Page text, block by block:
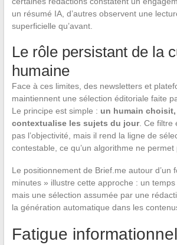
un résumé IA, d’autres observent une
superficielle qu’avant.
Le rôle persistant de la
humaine
Face à ces limites, des newsletters et
maintiennent une sélection éditoriale faite
Le principe est simple : un humain
contextualise les sujets du jour. Ce filtre
pas l’objectivité, mais il rend la ligne de
contestable, ce qu’un algorithme ne permet
Le positionnement de Brief.me autour d’un
minutes » illustre cette approche : un temps
mais une sélection assumée par une
la génération automatique dans les
Fatigue